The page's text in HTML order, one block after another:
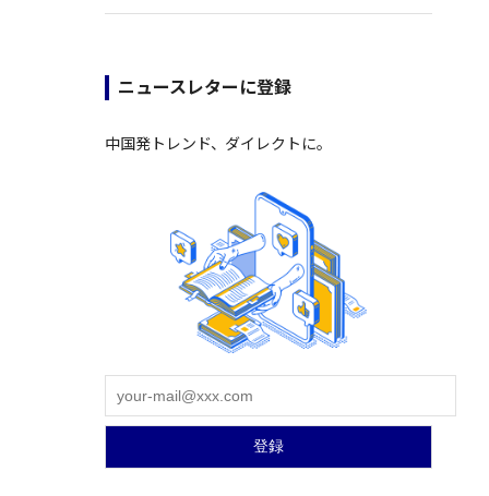
ニュースレターに登録
中国発トレンド、ダイレクトに。